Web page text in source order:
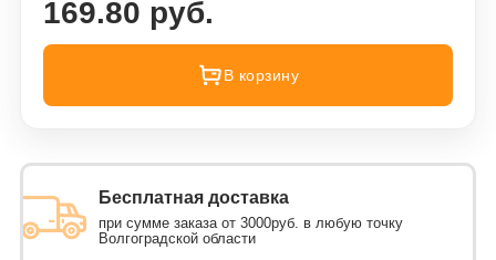
169.80 руб.
В корзину
Бесплатная доставка
при сумме заказа от 3000руб. в любую точку
Волгоградской области